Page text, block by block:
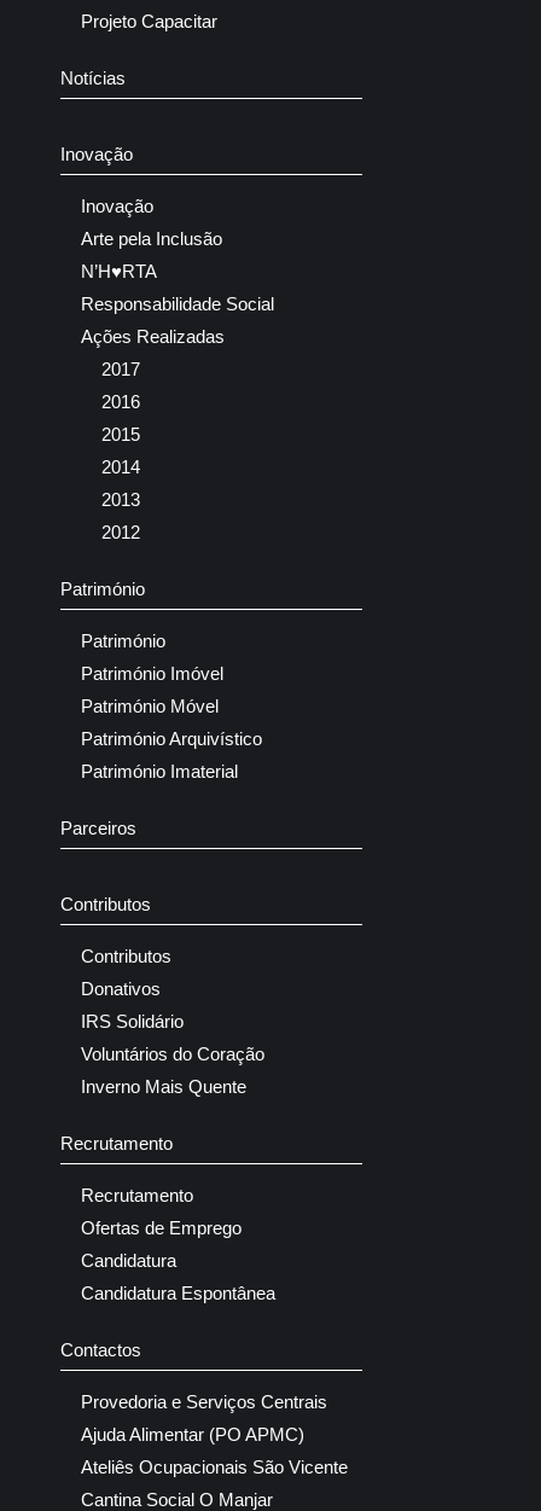
Projeto Capacitar
Notícias
Inovação
Inovação
Arte pela Inclusão
N’H♥RTA
Responsabilidade Social
Ações Realizadas
2017
2016
2015
2014
2013
2012
Património
Património
Património Imóvel
Património Móvel
Património Arquivístico
Património Imaterial
Parceiros
Contributos
Contributos
Donativos
IRS Solidário
Voluntários do Coração
Inverno Mais Quente
Recrutamento
Recrutamento
Ofertas de Emprego
Candidatura
Candidatura Espontânea
Contactos
Provedoria e Serviços Centrais
Ajuda Alimentar (PO APMC)
Ateliês Ocupacionais São Vicente
Cantina Social O Manjar